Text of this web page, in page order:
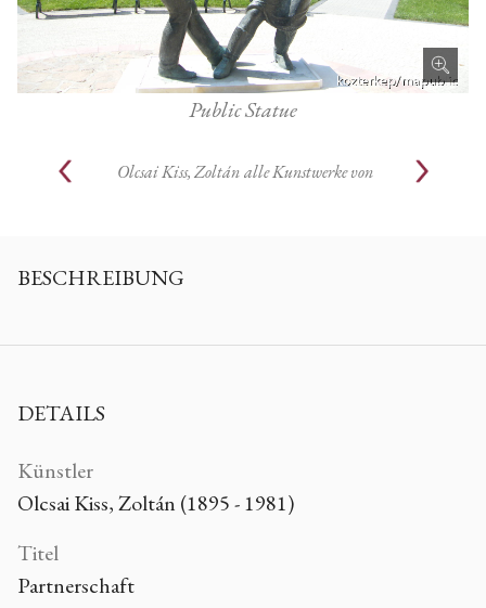
Public Statue
Olcsai Kiss, Zoltánalle Kunstwerke von
BESCHREIBUNG
DETAILS
Künstler
Olcsai Kiss, Zoltán (1895 - 1981)
Titel
Partnerschaft